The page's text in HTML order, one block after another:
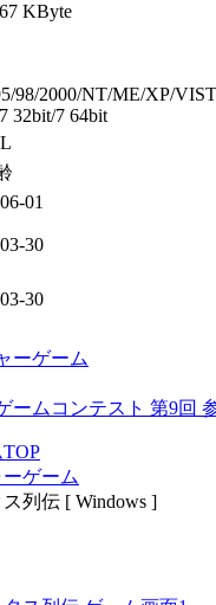
KByte
98/2000/NT/ME/XP/
32bit/7 64bit
01
30
30
ーゲーム
ームコンテスト 第9回
ゲーム
列伝 [ Windows ]